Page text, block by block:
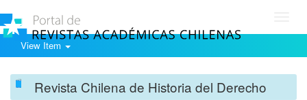
View Item
Revista Chilena de Historia del Derecho